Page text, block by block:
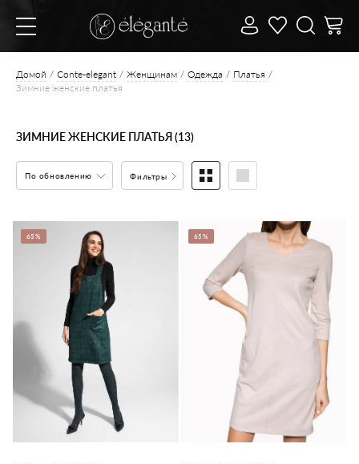
Домой Conte-elegant Женщинам Одежда
Платья
Зимние женские платья
ЗИМНИЕ ЖЕНСКИЕ ПЛАТЬЯ (13)
По обновлению Фильтры
65% 65%